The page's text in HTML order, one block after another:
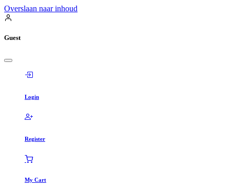
Overslaan naar inhoud
Guest
Login
Register
My Cart